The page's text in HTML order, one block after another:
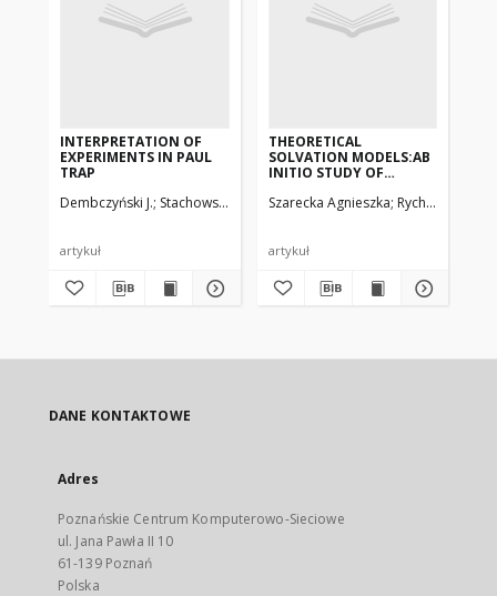
INTERPRETATION OF
EXPERIMENTS IN PAUL
TRAP
Dembczyński J. Stachowska E., Ruczkowski J., Stachowska A.
artykuł
THEORETICAL
SOLVATION MODELS:AB
INITIO STUDY OF
AGGREGATION
Szarecka Agnieszka Rychlewski
artykuł
DANE KONTAKTOWE
Adres
Poznańskie Centrum Komputerowo-Sieciowe
ul. Jana Pawła II 10
61-139 Poznań
Polska